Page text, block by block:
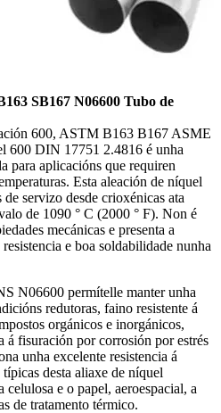
SB167 N06600 Tubo de
600, ASTM B163 B167 ASME
600 DIN 17751 2.4816 é unha
para aplicacións que requiren
Esta aleación de níquel
servizo desde crioxénicas ata
de 1090 ° C (2000 ° F). Non é
mecánicas e presenta a
e boa soldabilidade nunha
N06600 permítelle manter unha
redutoras, faino resistente á
orgánicos e inorgánicos,
á fisuración por corrosión por estrés
unha excelente resistencia á
desta aliaxe de níquel
e o papel, aeroespacial, a
de tratamento térmico.